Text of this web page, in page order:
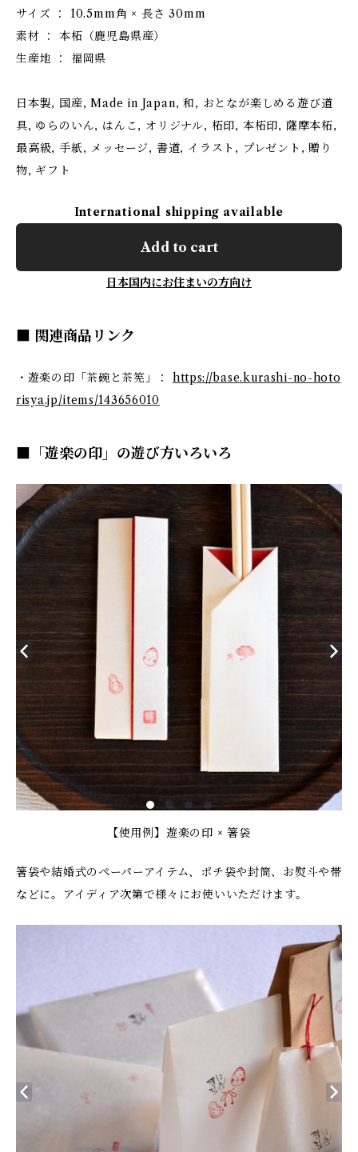
サイズ ： 10.5mm角 × 長さ 30mm
素材 ： 本柘（鹿児島県産）
生産地 ： 福岡県
日本製, 国産, Made in Japan, 和, おとなが楽しめる遊び道
具, ゆらのいん, はんこ, オリジナル, 柘印, 本柘印, 薩摩本柘,
最高級, 手紙, メッセージ, 書道, イラスト, プレゼント, 贈り
物, ギフト
International shipping available
Add to cart
日本国内にお住まいの方向け
■ 関連商品リンク
・遊楽の印「茶碗と茶筅」： https://base.kurashi-no-hoto
risya.jp/items/143656010
■「遊楽の印」の遊び方いろいろ
【使用例】遊楽の印 × 箸袋
箸袋や結婚式のペーパーアイテム、ポチ袋や封筒、お熨斗や帯
などに。アイディア次第で様々にお使いいただけます。